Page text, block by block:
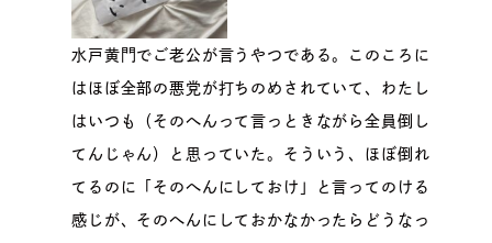
水戸黄門でご老公が言うやつである。このころに
はほぼ全部の悪党が打ちのめされていて、わたし
はいつも（そのへんって言っときながら全員倒し
てんじゃん）と思っていた。そういう、ほぼ倒れ
てるのに「そのへんにしておけ」と言ってのける
感じが、そのへんにしておかなかったらどうなっ